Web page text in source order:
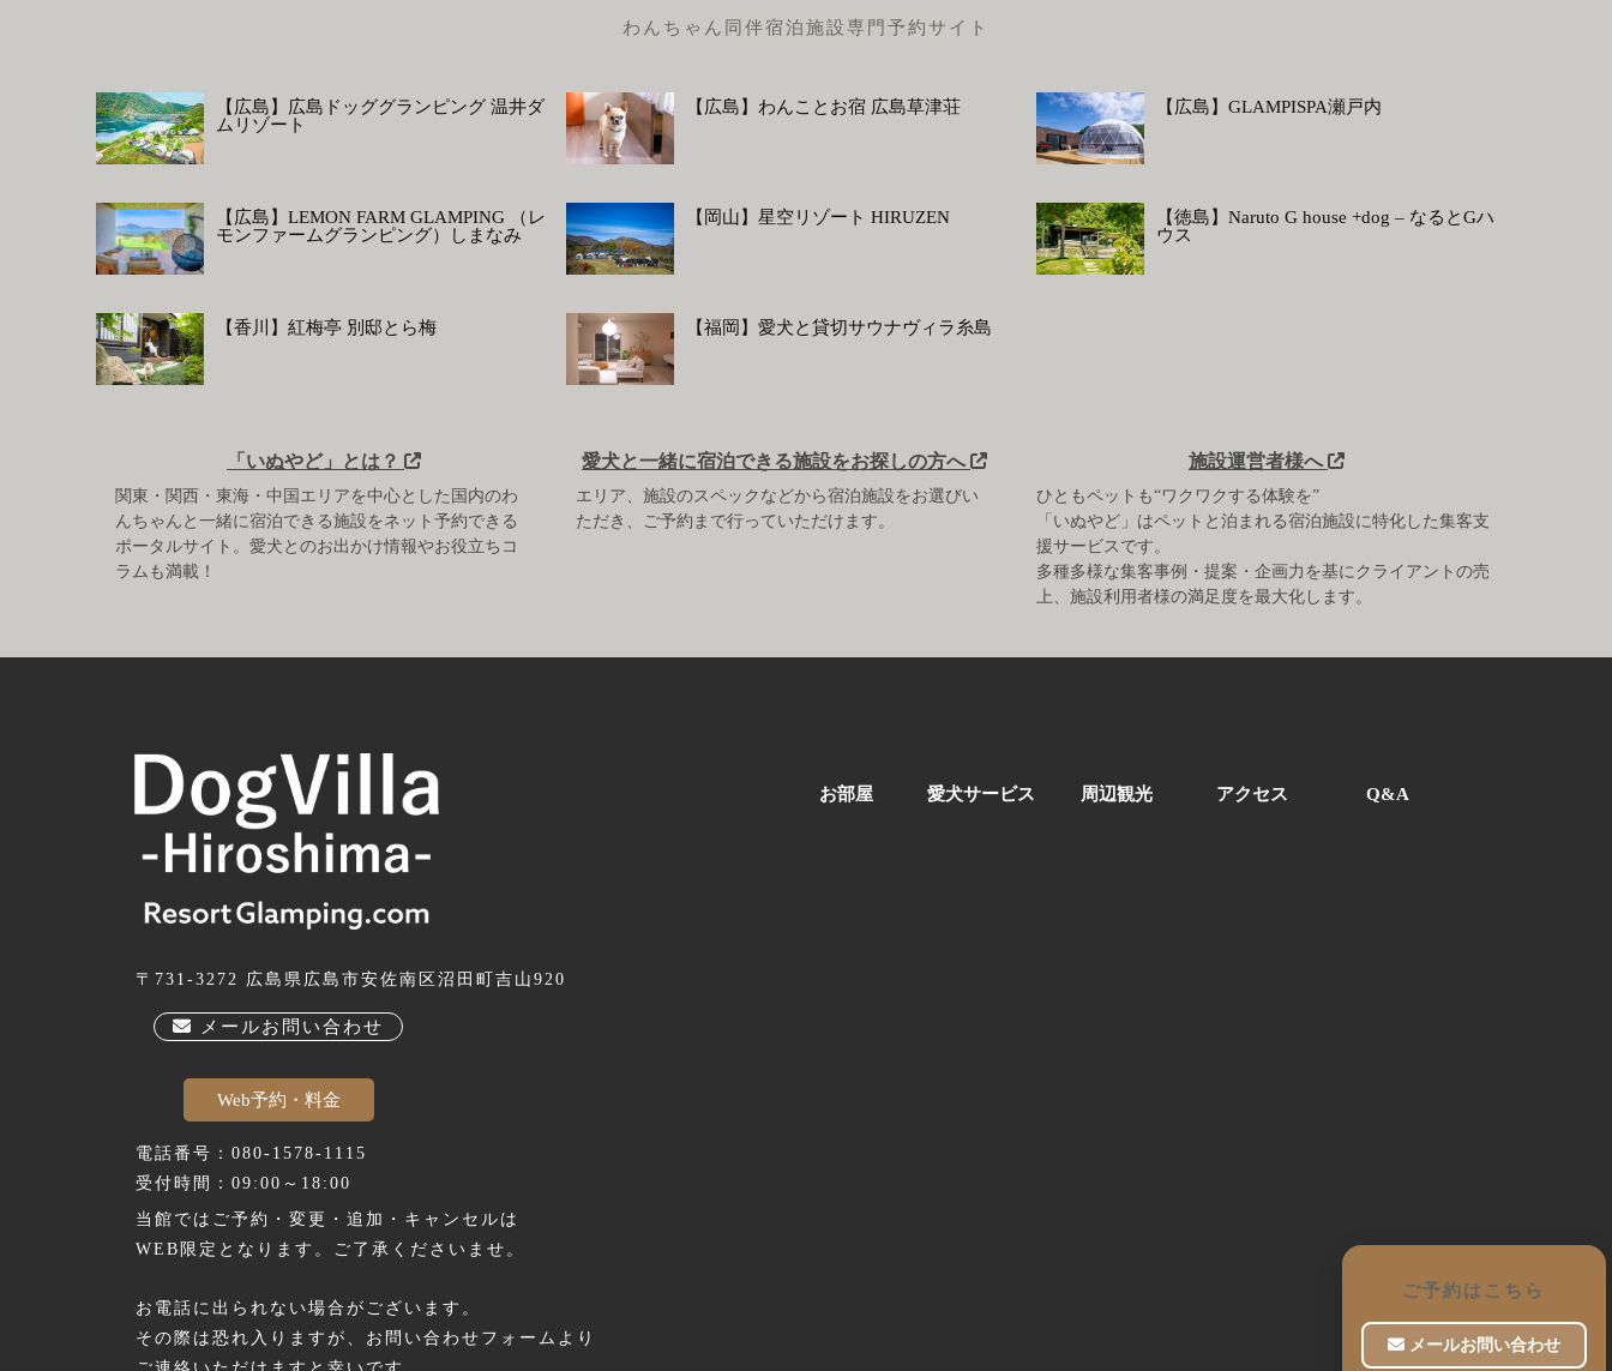
わんちゃん同伴宿泊施設専門予約サイト
【広島】広島ドッググランピング 温井ダ
ムリゾート
【広島】わんことお宿 広島草津荘 【広島】GLAMPISPA瀬戸内
【広島】LEMON FARM GLAMPING （レ
モンファームグランピング）しまなみ
【岡山】星空リゾート HIRUZEN
【徳島】Naruto G house +dog – なるとGハ
ウス
【香川】紅梅亭 別邸とら梅 【福岡】愛犬と貸切サウナヴィラ糸島
「いぬやど」とは？
関東・関西・東海・中国エリアを中心とした国内のわ
んちゃんと一緒に宿泊できる施設をネット予約できる
ポータルサイト。愛犬とのお出かけ情報やお役立ちコ
ラムも満載！
愛犬と一緒に宿泊できる施設をお探しの方へ
エリア、施設のスペックなどから宿泊施設をお選びい
ただき、ご予約まで行っていただけます。
施設運営者様へ
ひともペットも“ワクワクする体験を”
「いぬやど」はペットと泊まれる宿泊施設に特化した集客支
援サービスです。
多種多様な集客事例・提案・企画力を基にクライアントの売
上、施設利用者様の満足度を最大化します。
ご予約はこちら
メールお問い合わせ
〒731-3272 広島県広島市安佐南区沼田町吉山920
メールお問い合わせ
Web予約・料金
電話番号：080-1578-1115
受付時間：09:00～18:00
当館ではご予約・変更・追加・キャンセルは
WEB限定となります。ご了承くださいませ。
お電話に出られない場合がございます。
その際は恐れ入りますが、お問い合わせフォームより
お部屋 愛犬サービス 周辺観光 アクセス Q&A